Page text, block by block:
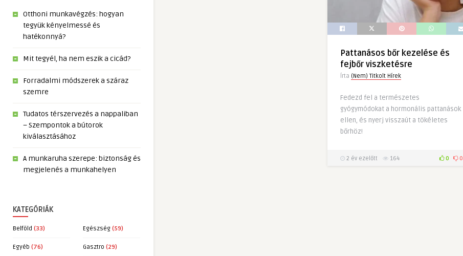
Otthoni munkavégzés: hogyan
tegyük kényelmessé és
hatékonnyá?
Mit tegyél, ha nem eszik a cicád?
Forradalmi módszerek a száraz
szemre
Tudatos térszervezés a nappaliban
– Szempontok a bútorok
kiválasztásához
A munkaruha szerepe: biztonság és
megjelenés a munkahelyen
KATEGÓRIÁK
Belföld (33) Egészség (59)
Egyéb (76) Gasztro (29)
Pattanásos bőr kezelése és
fejbőr viszketésre
Írta (Nem) Titkolt Hírek
Fedezd fel a természetes
gyógymódokat a hormonális pattanások
ellen, és nyerj visszaút a tökéletes
bőrhöz!
2 év ezelőtt 164 0 0